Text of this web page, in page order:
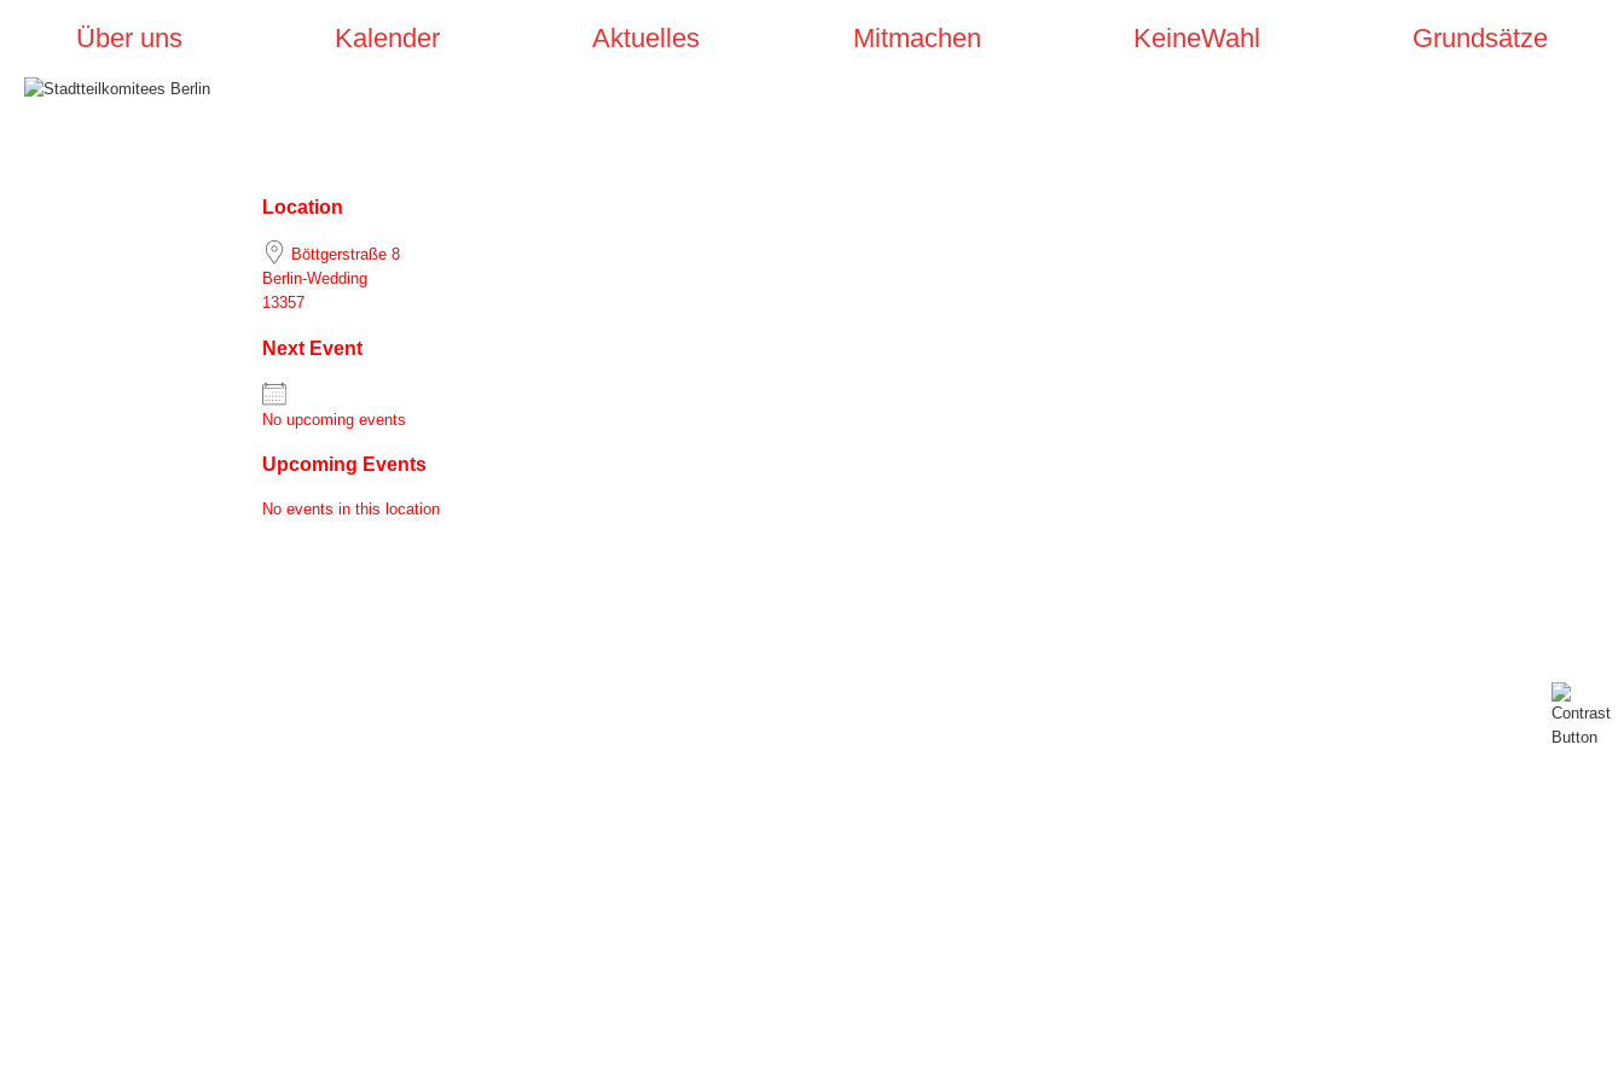
Über uns Kalender Aktuelles Mitmachen KeineWahl Grundsätze
Location
Böttgerstraße 8
Berlin-Wedding
13357
Next Event
No upcoming events
Upcoming Events
No events in this location